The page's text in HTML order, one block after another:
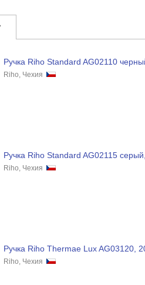
Ручка Riho Standard AG02110
Riho, Чехия
Ручка Riho Standard AG02115
Riho, Чехия
Ручка Riho Thermae Lux AG03120,
Riho, Чехия